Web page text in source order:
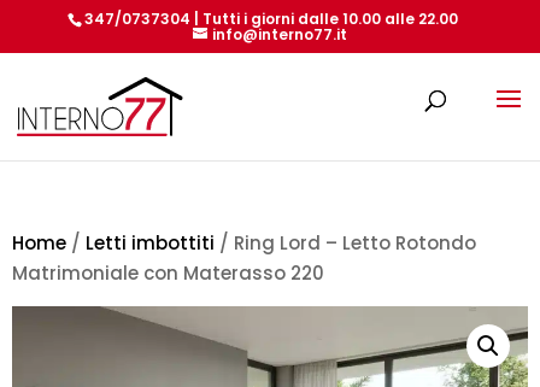
347/0737304 | Tutti i giorni dalle 10.00 alle 22.00
info@interno77.it
Home / Letti imbottiti / Ring Lord – Letto Rotondo
Matrimoniale con Materasso 220